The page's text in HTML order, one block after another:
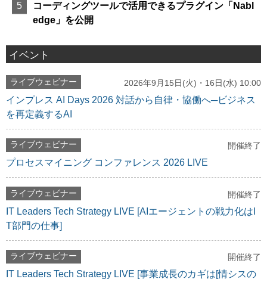
コーディングツールで活用できるプラグイン「Nabl
edge」を公開
イベント
ライブウェビナー 2026年9月15日(火)・16日(水) 10:00
インプレス AI Days 2026 対話から自律・協働へ─ビジネス
を再定義するAI
ライブウェビナー 開催終了
プロセスマイニング コンファレンス 2026 LIVE
ライブウェビナー 開催終了
IT Leaders Tech Strategy LIVE [AIエージェントの戦力化はI
T部門の仕事]
ライブウェビナー 開催終了
IT Leaders Tech Strategy LIVE [事業成長のカギは[情シスの